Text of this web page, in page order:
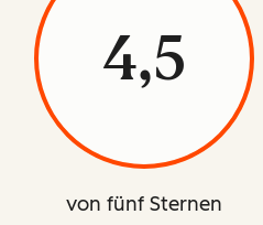
4,5
von fünf Sternen